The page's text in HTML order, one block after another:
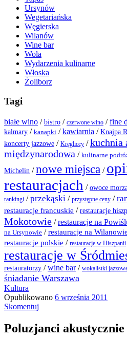
Ursynów
Wegetariańska
Węgierska
Wilanów
Wine bar
Wola
Wydarzenia kulinarne
Włoska
Żoliborz
Tagi
białe wino /bistro / czerwone wino /fine
kalmary / kanapki /kawiarnia / Knajpa
koncerty jazzowe / Kręgliccy /kuchnia
międzynarodowa / kulinarne
Michelin /nowe miejsca /
restauracjach /owoce
rankingi /przekąski / przystępne ceny /
restauracje francuskie /restauracje
Mokotowie /restauracje na
na Ursynowie /restauracje na Wilanowie
restauracje polskie / restauracje w Hiszpanii
restauracje w
restauratorzy /wine bar/ wokalistki
śniadanie Warszawa
Kultura
Opublikowano 6 września 2011
Skomentuj
Poluzjanci akustycznie